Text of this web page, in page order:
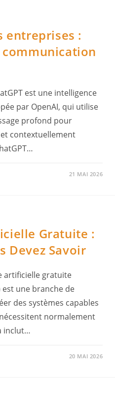
entreprises :
est une intelligence
par OpenAI, qui utilise
profond pour
contextuellement
21 MAI 2026
Gratuite :
Devez Savoir
artificielle gratuite
une branche de
des systèmes capables
normalement
inclut…
20 MAI 2026